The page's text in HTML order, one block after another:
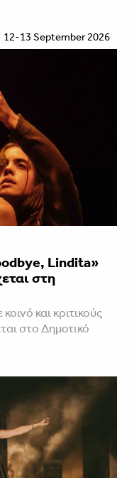
12-13 September 2026
Lindita»
στη
και κριτικούς
στο Δημοτικό